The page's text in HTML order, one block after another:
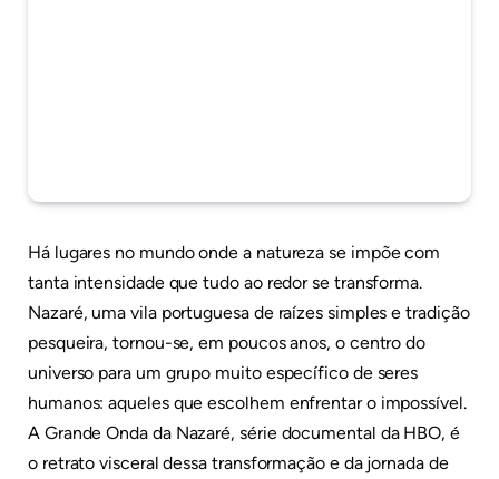
Há lugares no mundo onde a natureza se impõe com
tanta intensidade que tudo ao redor se transforma.
Nazaré, uma vila portuguesa de raízes simples e tradição
pesqueira, tornou-se, em poucos anos, o centro do
universo para um grupo muito específico de seres
humanos: aqueles que escolhem enfrentar o impossível.
A Grande Onda da Nazaré, série documental da HBO, é
o retrato visceral dessa transformação e da jornada de